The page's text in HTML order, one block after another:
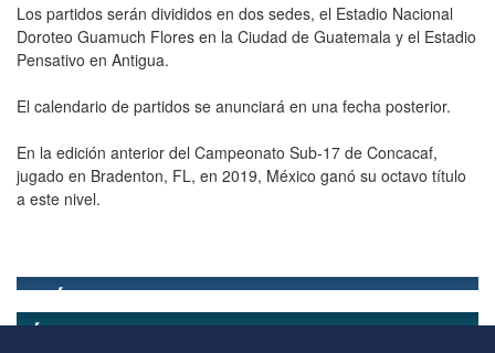
Los partidos serán divididos en dos sedes, el Estadio Nacional
Doroteo Guamuch Flores en la Ciudad de Guatemala y el Estadio
Pensativo en Antigua.
El calendario de partidos se anunciará en una fecha posterior.
En la edición anterior del Campeonato Sub-17 de Concacaf,
jugado en Bradenton, FL, en 2019, México ganó su octavo título
a este nivel.